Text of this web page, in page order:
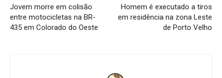
Jovem morre em colisão
entre motocicletas na BR-
435 em Colorado do Oeste
Homem é executado a tiros
em residência na zona Leste
de Porto Velho